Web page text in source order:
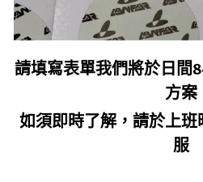
請填寫表單我們將於日間
方案
如須即時了解，請於上
服
公版抽屜式提盒
素色系列公版盒